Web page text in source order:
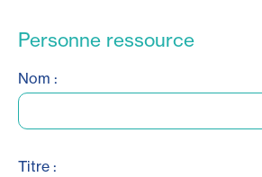
Personne ressource
Nom :
Titre :